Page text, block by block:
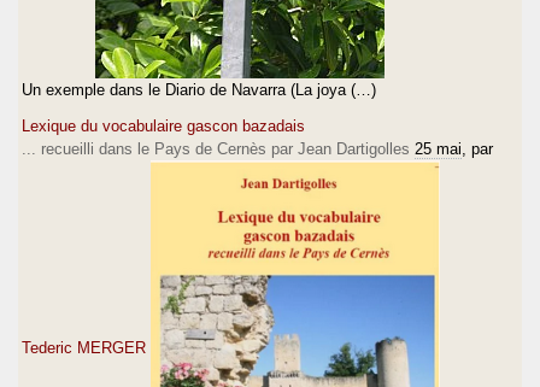
Un exemple dans le Diario de Navarra (La joya (…)
Lexique du vocabulaire gascon bazadais
... recueilli dans le Pays de Cernès par Jean Dartigolles 25 mai , par
Tederic MERGER